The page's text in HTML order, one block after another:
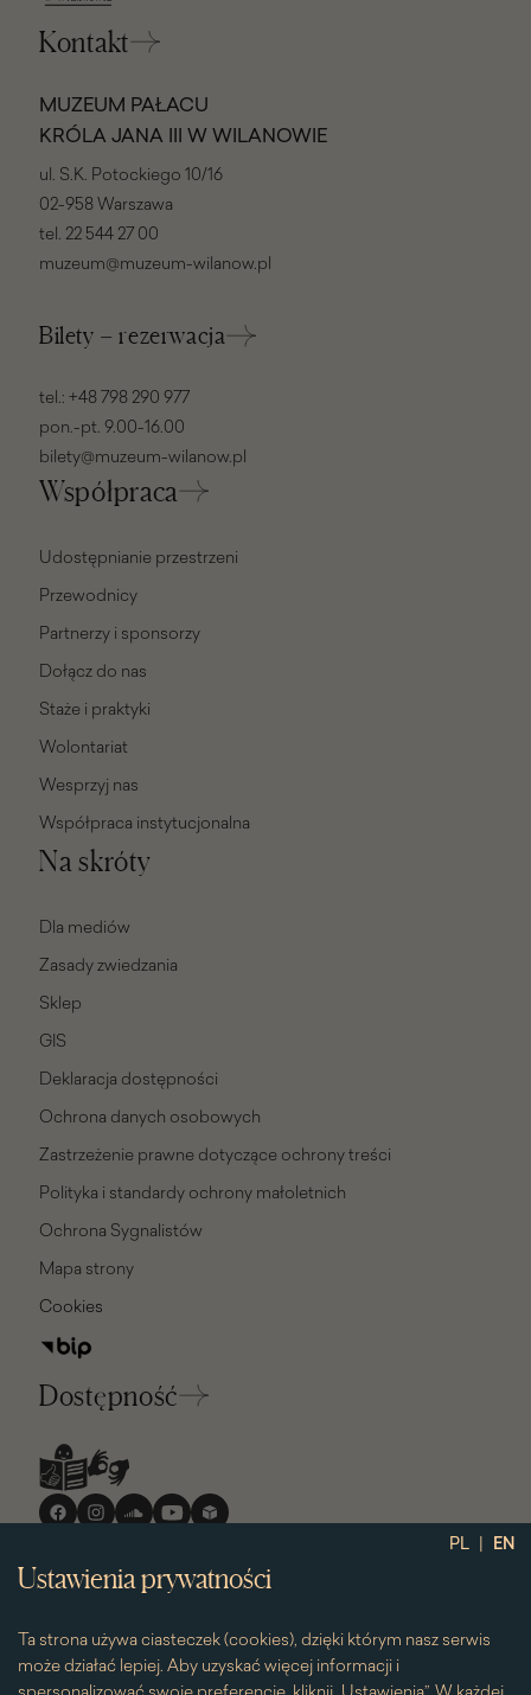
PL | EN
Ustawienia prywatności
Ta strona używa ciasteczek (cookies), dzięki którym nasz serwis
może działać lepiej. Aby uzyskać więcej informacji i
Kontakt
MUZEUM PAŁACU
KRÓLA JANA III W WILANOWIE
ul. S.K. Potockiego 10/16
02-958 Warszawa
tel. 22 544 27 00
muzeum@muzeum-wilanow.pl
Bilety – rezerwacja
tel.: +48 798 290 977
pon.-pt. 9.00-16.00
bilety@muzeum-wilanow.pl
Współpraca
Udostępnianie przestrzeni
Przewodnicy
Partnerzy i sponsorzy
Dołącz do nas
Staże i praktyki
Wolontariat
Wesprzyj nas
Współpraca instytucjonalna
Na skróty
Dla mediów
Zasady zwiedzania
Sklep
GIS
Deklaracja dostępności
Ochrona danych osobowych
Zastrzeżenie prawne dotyczące ochrony treści
Polityka i standardy ochrony małoletnich
Ochrona Sygnalistów
Mapa strony
Cookies
Dostępność
Media
społecznościowe